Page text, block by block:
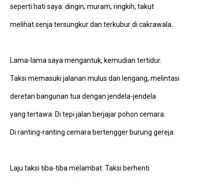
seperti hati saya: dingin, muram, ringkih, takut
melihat senja tersungkur dan terkubur di cakrawala.
Lama-lama saya mengantuk, kemudian tertidur.
Taksi memasuki jalanan mulus dan lengang, melintasi
deretan bangunan tua dengan jendela-jendela
yang tertawa. Di tepi jalan berjajar pohon cemara.
Di ranting-ranting cemara bertengger burung gereja.
Laju taksi tiba-tiba melambat. Taksi berhenti